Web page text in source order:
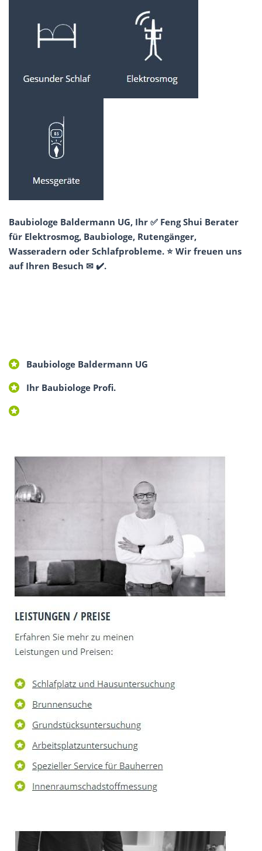
Baubiologe Baldermann UG, Ihr ✅ Feng Shui Berater
für Elektrosmog, Baubiologe, Rutengänger,
Wasseradern oder Schlafprobleme. ⭐ Wir freuen uns
auf Ihren Besuch ✉ ✔️.
Baubiologe Baldermann UG
Ihr Baubiologe Profi.